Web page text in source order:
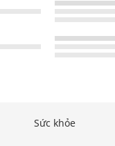
Sức khỏe